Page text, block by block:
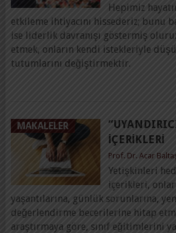
Hepimiz
etkileme ihtiyacını hissederiz; bunu
ise liderlik davranışı göstermiş
etmek, onların kendi istekleriyle
tutumlarını değiştirmektir.
MAKALELER
İÇERIKLERI
Prof. Dr. Acar
Yetişkinleri
içerikleri,
yaşantılarına, günlük sorunlarına,
değerlendirme becerilerine hitap
araştırmaya göre, sınıf eğitimlerini